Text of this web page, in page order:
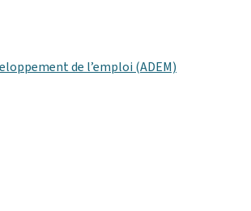
de l’emploi (ADEM)